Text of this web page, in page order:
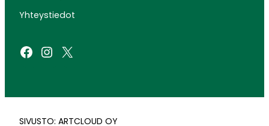
Yhteystiedot
Facebook Instagram X
SIVUSTO: ARTCLOUD OY